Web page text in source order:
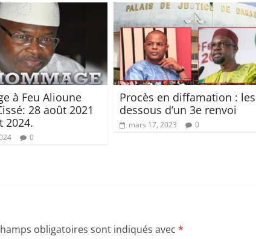
à Feu Alioune
28 août 2021
2024.
0
Procès en diffamation : les
dessous d’un 3e renvoi
mars 17, 2023 0
obligatoires sont indiqués avec *